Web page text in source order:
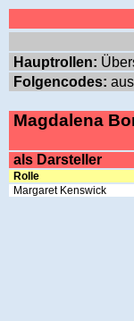
Hauptrollen:
Folgencodes: aus
Magdalena
als Darsteller
Rolle
Margaret Kenswick